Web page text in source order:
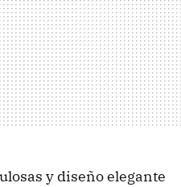
y diseño elegante